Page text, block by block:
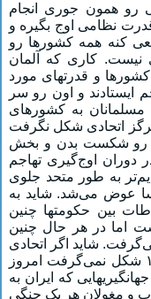
رو همون جوری انجام
قدرت نظامی اوج بگیره و
کنه همه کشورها رو
نیست. کاری که آلمان
و قدرتهای مورد
ایستادند و اون رو سر
مسلمانان به کشورهای
اتحادی شکل نگرفت
رو شکست بدن و بخش
دوران اوج‌گیری تهاجم
به طور متحد جلوی
عوض می‌شد. شاید به
بین حکومتها چنین
اما در هر حال چنین
شاید اگر اتحادی
در مقابل مهاجمان آلمانی در سال ۱۹۳۹ شکل نمی‌گرفت امروز
که ایران به
و مغولان هر یک جنگی